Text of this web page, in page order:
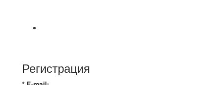
Регистрация